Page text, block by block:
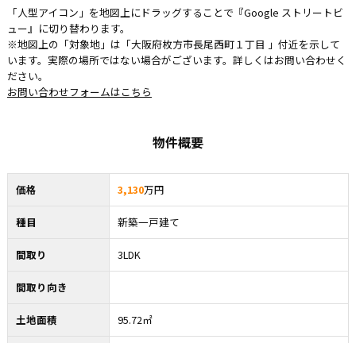
「人型アイコン」を地図上にドラッグすることで『Google ストリートビ
ュー』に切り替わります。
※地図上の「対象地」は「大阪府枚方市長尾西町１丁目 」付近を示して
います。実際の場所ではない場合がございます。詳しくはお問い合わせく
ださい。
お問い合わせフォームはこちら
物件概要
価格 3,130万円
種目 新築一戸建て
間取り 3LDK
間取り向き
土地面積 95.72㎡